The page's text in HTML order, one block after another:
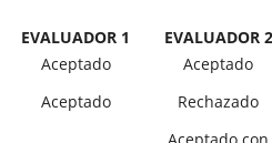
EVALUADOR 1 EVALUADOR 2
Aceptado
Aceptado
Aceptado
Rechazado